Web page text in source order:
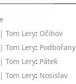
Tom Lery: Očihov
Tom Lery: Podbořany
Tom Lery: Pátek
Tom Lery: Nosislav